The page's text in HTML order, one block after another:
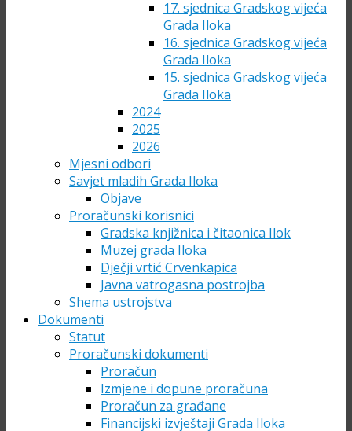
17. sjednica Gradskog vijeća
Grada Iloka
16. sjednica Gradskog vijeća
Grada Iloka
15. sjednica Gradskog vijeća
Grada Iloka
2024
2025
2026
Mjesni odbori
Savjet mladih Grada Iloka
Objave
Proračunski korisnici
Gradska knjižnica i čitaonica Ilok
Muzej grada Iloka
Dječji vrtić Crvenkapica
Javna vatrogasna postrojba
Shema ustrojstva
Dokumenti
Statut
Proračunski dokumenti
Proračun
Izmjene i dopune proračuna
Proračun za građane
Financijski izvještaji Grada Iloka